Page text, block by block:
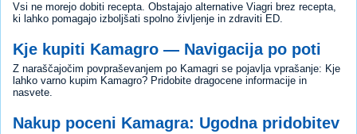
Vsi ne morejo dobiti recepta. Obstajajo alternative Viagri brez recepta,
ki lahko pomagajo izboljšati spolno življenje in zdraviti ED.
Kje kupiti Kamagro — Navigacija po poti
Z naraščajočim povpraševanjem po Kamagri se pojavlja vprašanje: Kje
lahko varno kupim Kamagro? Pridobite dragocene informacije in
nasvete.
Nakup poceni Kamagra: Ugodna pridobitev